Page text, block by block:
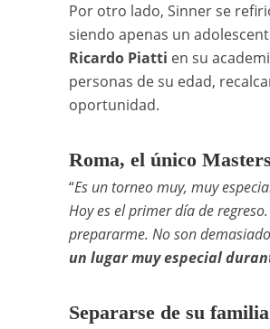
Por otro lado, Sinner se
siendo apenas un
Ricardo Piatti en su
personas de su edad,
oportunidad.
Roma, el único
“Es un torneo muy, muy
Hoy es el primer día de
prepararme. No son
un lugar muy especial
Separarse de su